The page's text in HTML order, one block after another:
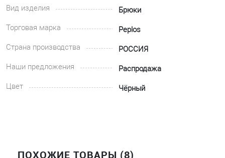
Вид изделия
Брюки
Торговая марка
Peplos
Страна производства
РОССИЯ
Наши предложения
Распродажа
Цвет
Чёрный
ПОХОЖИЕ ТОВАРЫ (8)